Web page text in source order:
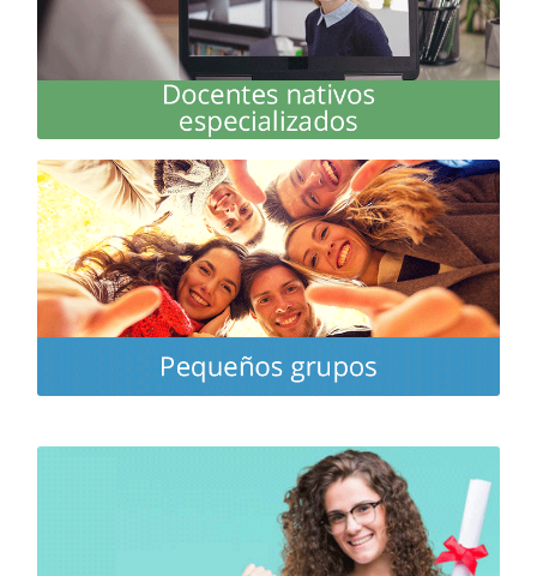
constante formación y comprometidos con tu
aprendizaje
Queremos asegurar que tu aprendizaje sea exitoso,
personalizado y ameno, por ello, te ofrecemos las
clases en pequeños grupos
MÁS INFO
Combinamos tus intereses personales con los
objetivos oficiales. Si quieres, podrás presentarte a
exámenes de reconocimiento internacional, también